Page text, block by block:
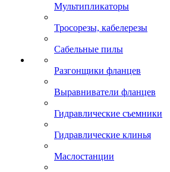
Мультипликаторы
Тросорезы, кабелерезы
Сабельные пилы
Разгонщики фланцев
Выравниватели фланцев
Гидравлические съемники
Гидравлические клинья
Маслостанции